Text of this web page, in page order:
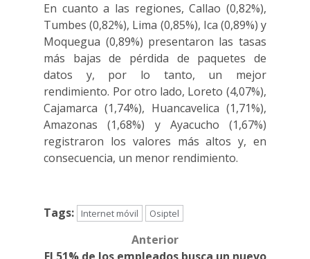
En cuanto a las regiones, Callao (0,82%),
Tumbes (0,82%), Lima (0,85%), Ica (0,89%) y
Moquegua (0,89%) presentaron las tasas
más bajas de pérdida de paquetes de
datos y, por lo tanto, un mejor
rendimiento. Por otro lado, Loreto (4,07%),
Cajamarca (1,74%), Huancavelica (1,71%),
Amazonas (1,68%) y Ayacucho (1,67%)
registraron los valores más altos y, en
consecuencia, un menor rendimiento.
Tags: Internet móvil Osiptel
Anterior